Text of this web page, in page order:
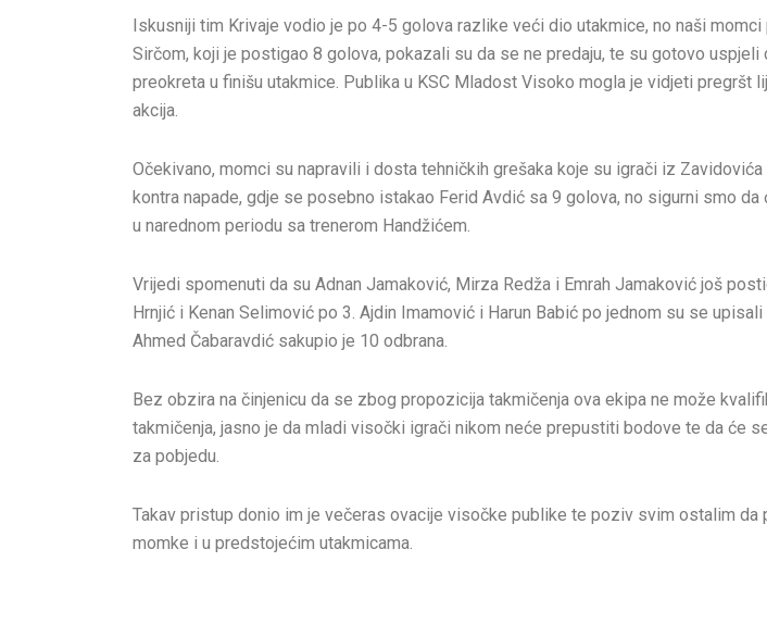
Iskusniji tim Krivaje vodio je po 4-5 golova razlike veći dio utakmice, no naši
Sirčom, koji je postigao 8 golova, pokazali su da se ne predaju, te su gotovo uspjeli
preokreta u finišu utakmice. Publika u KSC Mladost Visoko mogla je vidjeti pregršt
akcija.
Očekivano, momci su napravili i dosta tehničkih grešaka koje su igrači iz
kontra napade, gdje se posebno istakao Ferid Avdić sa 9 golova, no sigurni smo da
u narednom periodu sa trenerom Handžićem.
Vrijedi spomenuti da su Adnan Jamaković, Mirza Redža i Emrah Jamaković još
Hrnjić i Kenan Selimović po 3. Ajdin Imamović i Harun Babić po jednom su se upisali
Ahmed Čabaravdić sakupio je 10 odbrana.
Bez obzira na činjenicu da se zbog propozicija takmičenja ova ekipa ne može
takmičenja, jasno je da mladi visočki igrači nikom neće prepustiti bodove te da će
za pobjedu.
Takav pristup donio im je večeras ovacije visočke publike te poziv svim ostalim da
momke i u predstojećim utakmicama.